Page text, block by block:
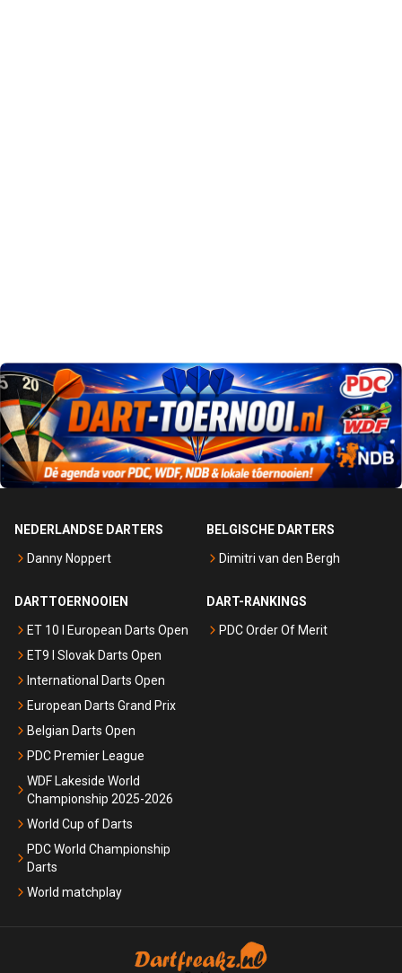
NEDERLANDSE DARTERS
Danny Noppert
BELGISCHE DARTERS
Dimitri van den Bergh
DARTTOERNOOIEN
ET 10 I European Darts Open
ET9 I Slovak Darts Open
International Darts Open
European Darts Grand Prix
Belgian Darts Open
PDC Premier League
WDF Lakeside World
Championship 2025-2026
World Cup of Darts
PDC World Championship
Darts
World matchplay
DART-RANKINGS
PDC Order Of Merit